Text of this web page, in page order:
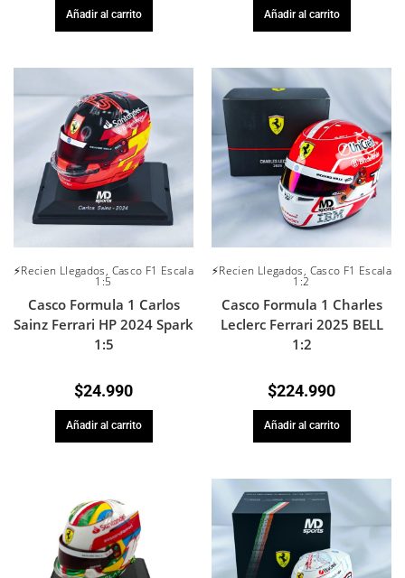
Añadir al carrito Añadir al carrito
⚡Recien Llegados, Casco F1 Escala
1:5
Casco Formula 1 Carlos
Sainz Ferrari HP 2024 Spark
1:5
$24.990
Añadir al carrito
⚡Recien Llegados, Casco F1 Escala
1:2
Casco Formula 1 Charles
Leclerc Ferrari 2025 BELL
1:2
$224.990
Añadir al carrito